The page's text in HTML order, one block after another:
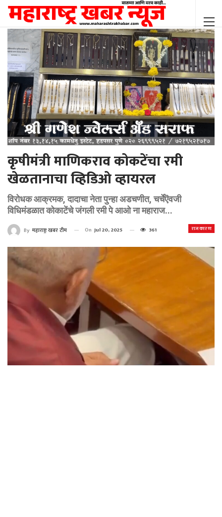
कृषीमंत्री माणिकराव कोकटेंचा रमी
खेळतानाचा व्हिडिओ व्हायरल
विरोधक आक्रमक, दादाचा नेता पुन्हा अडचणीत, चर्चेऎवजी
विधिमंडळात कोकाटेंचे जंगली रमी पे आओ ना महाराज...
राजकारण
By महाराष्ट्र खबर टीम On Jul 20, 2025 361